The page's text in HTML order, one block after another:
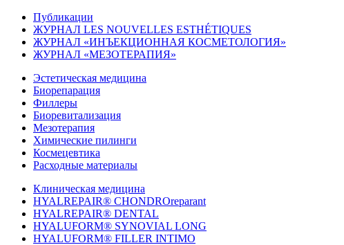
Публикации
ЖУРНАЛ LES NOUVELLES ESTHÉTIQUES
ЖУРНАЛ «ИНЪЕКЦИОННАЯ КОСМЕТОЛОГИЯ»
ЖУРНАЛ «МЕЗОТЕРАПИЯ»
Эстетическая медицина
Биорепарация
Филлеры
Биоревитализация
Мезотерапия
Химические пилинги
Космецевтика
Расходные материалы
Клиническая медицина
HYALREPAIR® CHONDROreparant
HYALREPAIR® DENTAL
HYALUFORM® SYNOVIAL LONG
HYALUFORM® FILLER INTIMO